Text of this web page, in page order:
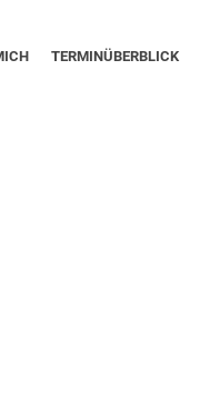
TERMINÜBERBLICK